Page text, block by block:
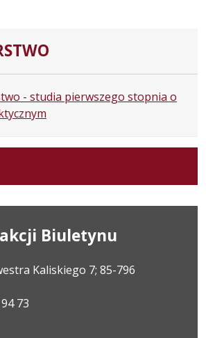
- studia pierwszego stopnia o
Biuletynu
Kaliskiego 7; 85-796
73